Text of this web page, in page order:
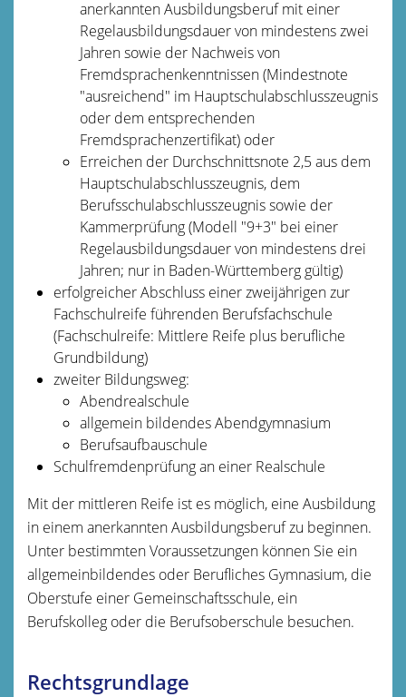
anerkannten Ausbildungsberuf mit einer
Regelausbildungsdauer von mindestens zwei
Jahren sowie der Nachweis von
Fremdsprachenkenntnissen (Mindestnote
"ausreichend" im Hauptschulabschlusszeugnis
oder dem entsprechenden
Fremdsprachenzertifikat) oder
Erreichen der Durchschnittsnote 2,5 aus dem
Hauptschulabschlusszeugnis, dem
Berufsschulabschlusszeugnis sowie der
Kammerprüfung (Modell "9+3" bei einer
Regelausbildungsdauer von mindestens drei
Jahren; nur in Baden-Württemberg gültig)
erfolgreicher Abschluss einer zweijährigen zur
Fachschulreife führenden Berufsfachschule
(Fachschulreife: Mittlere Reife plus berufliche
Grundbildung)
zweiter Bildungsweg:
Abendrealschule
allgemein bildendes Abendgymnasium
Berufsaufbauschule
Schulfremdenprüfung an einer Realschule
Mit der mittleren Reife ist es möglich, eine Ausbildung
in einem anerkannten Ausbildungsberuf zu beginnen.
Unter bestimmten Voraussetzungen können Sie ein
allgemeinbildendes oder Berufliches Gymnasium, die
Oberstufe einer Gemeinschaftsschule, ein
Berufskolleg oder die Berufsoberschule besuchen.
Rechtsgrundlage